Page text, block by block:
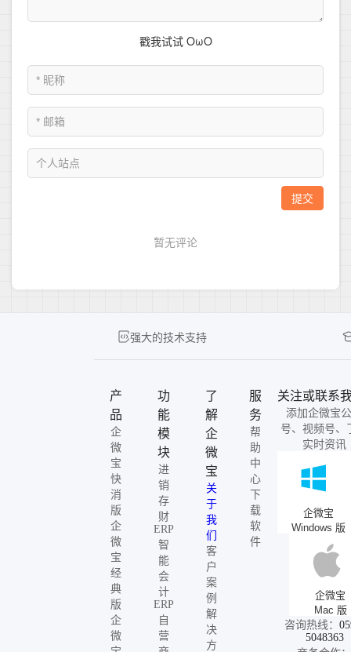
强大的技术支持
产
品
企
微
宝
快
消
版
企
微
宝
经
典
版
企
微
功
能
模
块
进
销
存
财
ERP
智
能
会
计
ERP
自
营
了
解
企
微
宝
关
于
我
们
客
户
案
例
解
决
方
服
务
帮
助
中
心
下
载
软
件
关注或联系
添加企微宝
号、视频号、
实时资讯
企微宝
Windows 版
企微宝
Mac 版
咨询热线：
5048363